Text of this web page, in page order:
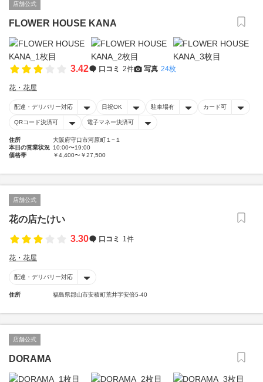
店舗公式
FLOWER HOUSE KANA
3.42 口コミ 2件 写真 24枚
花・花屋
配達・デリバリー対応 日祝OK 駐車場有 カード可
QRコード決済可 電子マネー決済可
住所
大阪府守口市河原町１−１
本日の営業状況 10:00〜19:00
価格帯
￥4,400〜￥27,500
店舗公式
花の店たけい
3.30
口コミ 1件
花・花屋
配達・デリバリー対応
住所 福島県郡山市安積町荒井字安倍5-40
店舗公式
DORAMA